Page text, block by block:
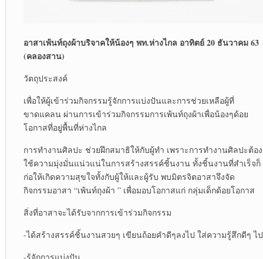
อาสาเพ้นท์ถุงผ้าบริจาคให้น้องๆ พท.ห่างไกล อาทิตย์20 ธันวาคม63
(คลองสาน)
วัตถุประสงค์
เพื่อให้ผู้เข้าร่วมกิจกรรมรู้จักการแบ่งปันและการช่วยเหลือผู้ที่
ขาดแคลน ผ่านการเข้าร่วมกิจกรรมการเพ้นท์ถุงผ้าเพื่อน้องๆด้อย
โอกาสที่อยู่พื้นที่ห่างไกล
การทำงานศิลปะ ช่วยฝึกสมาธิให้กับผู้ทำ เพราะการทำงานศิลปะต้อง
ใช้ความมุ่งมั่นแน่วแน่ในการสร้างสรรค์ชิ้นงาน ทั้งชิ้นงานที่สำเร็จก็
ก่อให้เกิดความสุขใจทั้งกับผู้ให้และผู้รับ พบมิตรจิตอาสาจึงจัด
กิจกรรมอาสา “เพ้นท์ถุงผ้า ” เพื่อมอบโอกาสแก่ กลุ่มเด็กด้อยโอกาส
สิ่งที่อาสาจะได้รับจากการเข้าร่วมกิจกรรม
-ได้สร้างสรรค์ชิ้นงานสวยๆ เขียนถ้อยคำดีๆลงไป ใส่ความรู้สึกดีๆ ไป